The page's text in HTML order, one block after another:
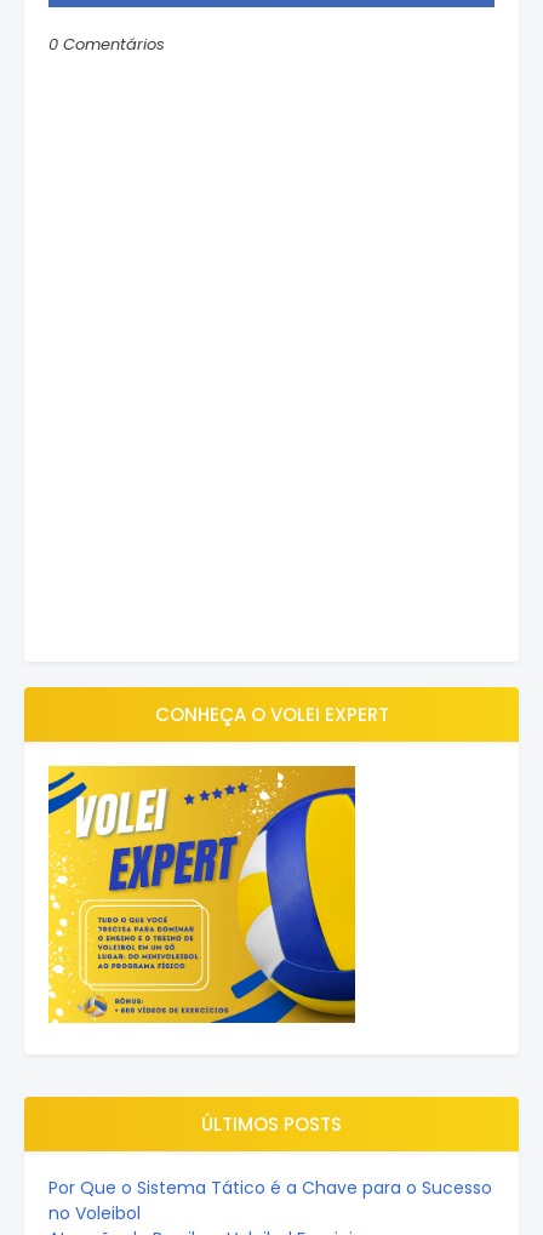
0 Comentários
CONHEÇA O VOLEI EXPERT
ÚLTIMOS POSTS
Por Que o Sistema Tático é a Chave para o Sucesso
no Voleibol